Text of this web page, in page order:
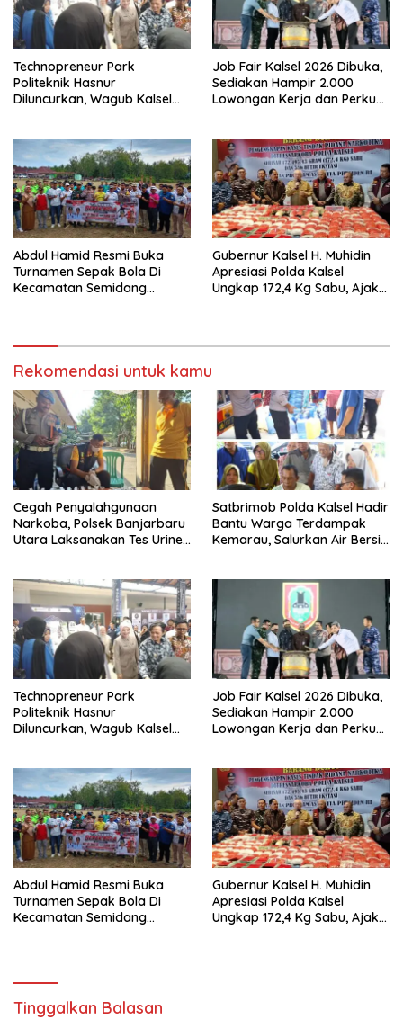
Technopreneur Park
Politeknik Hasnur
Diluncurkan, Wagub Kalsel
Job Fair Kalsel 2026 Dibuka,
Sediakan Hampir 2.000
Lowongan Kerja dan Perkuat
Abdul Hamid Resmi Buka
Turnamen Sepak Bola Di
Kecamatan Semidang
Gubernur Kalsel H. Muhidin
Apresiasi Polda Kalsel
Ungkap 172,4 Kg Sabu, Ajak
Rekomendasi untuk kamu
Cegah Penyalahgunaan
Narkoba, Polsek Banjarbaru
Utara Laksanakan Tes Urine
Satbrimob Polda Kalsel Hadir
Bantu Warga Terdampak
Kemarau, Salurkan Air Bersih
Technopreneur Park
Politeknik Hasnur
Diluncurkan, Wagub Kalsel
Job Fair Kalsel 2026 Dibuka,
Sediakan Hampir 2.000
Lowongan Kerja dan Perkuat
Abdul Hamid Resmi Buka
Turnamen Sepak Bola Di
Kecamatan Semidang
Gubernur Kalsel H. Muhidin
Apresiasi Polda Kalsel
Ungkap 172,4 Kg Sabu, Ajak
Tinggalkan Balasan